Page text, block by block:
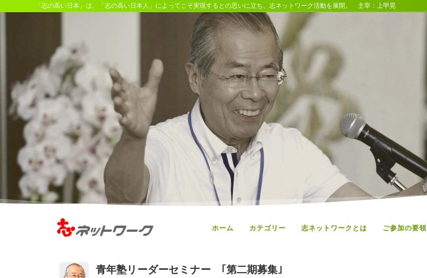
「志の高い日本」は、「志の高い日本人」によってこそ実現するとの思いに立ち、志ネットワーク活動を展開。 主宰：上甲晃
ホーム カテゴリー 志ネットワークとは ご参加の要領
青年塾リーダーセミナー ｢第二期募集｣